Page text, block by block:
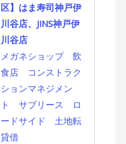
区】はま寿司神戸伊
川谷店、JINS神戸伊
川谷店
メガネショップ
飲
食店
コンストラク
ションマネジメン
ト
サブリース
ロ
ードサイド
土地転
貸借